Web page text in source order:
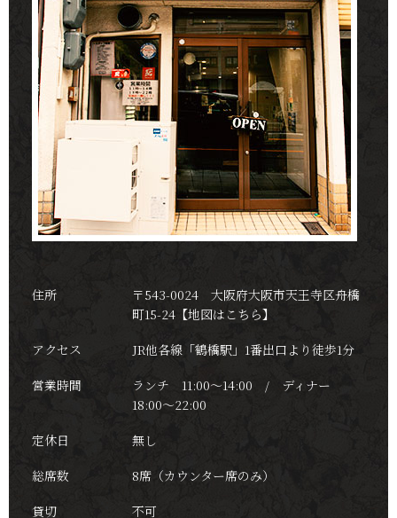
住所
〒543-0024 大阪府大阪市天王寺区舟橋
町15-24【地図はこちら】
アクセス
JR他各線「鶴橋駅」1番出口より徒歩1分
営業時間
ランチ 11:00～14:00 / ディナー
18:00～22:00
定休日
無し
総席数
8席（カウンター席のみ）
貸切
不可